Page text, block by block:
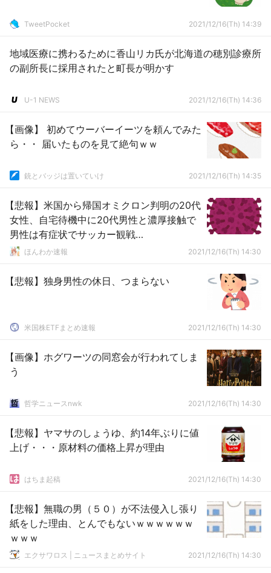
TweetPocket 2021/12/16(Th) 14:39
地域医療に携わるために香山リカ氏が北海道の穂別診療所
の副所長に採用されたと町長が明かす
U-1 NEWS 2021/12/16(Th) 14:36
【画像】 初めてウーバーイーツを頼んでみた
ら・・ 届いたものを見て絶句ｗｗ
銃とバッジは置いていけ 2021/12/16(Th) 14:35
【悲報】米国から帰国オミクロン判明の20代
女性、自宅待機中に20代男性と濃厚接触で
男性は有症状でサッカー観戦…
ほんわか速報 2021/12/16(Th) 14:30
【悲報】独身男性の休日、つまらない
米国株ETFまとめ速報 2021/12/16(Th) 14:30
【画像】ホグワーツの同窓会が行われてしま
う
哲学ニュースnwk 2021/12/16(Th) 14:30
【悲報】ヤマサのしょうゆ、約14年ぶりに値
上げ・・・原材料の価格上昇が理由
はちま起稿 2021/12/16(Th) 14:30
【悲報】無職の男（５０）が不法侵入し張り
紙をした理由、とんでもないｗｗｗｗｗｗ
ｗｗｗ
エクサワロス | ニュースまとめサイト 2021/12/16(Th) 14:30